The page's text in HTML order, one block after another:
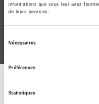
informations que vous leur avez
de leurs services.
Nécessaires
Préférences
Statistiques